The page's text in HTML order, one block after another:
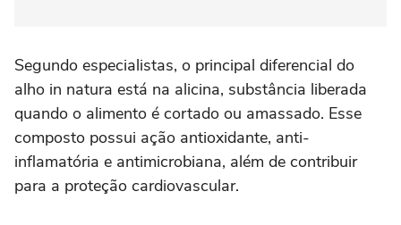
Segundo especialistas, o principal diferencial do
alho in natura está na alicina, substância liberada
quando o alimento é cortado ou amassado. Esse
composto possui ação antioxidante, anti-
inflamatória e antimicrobiana, além de contribuir
para a proteção cardiovascular.